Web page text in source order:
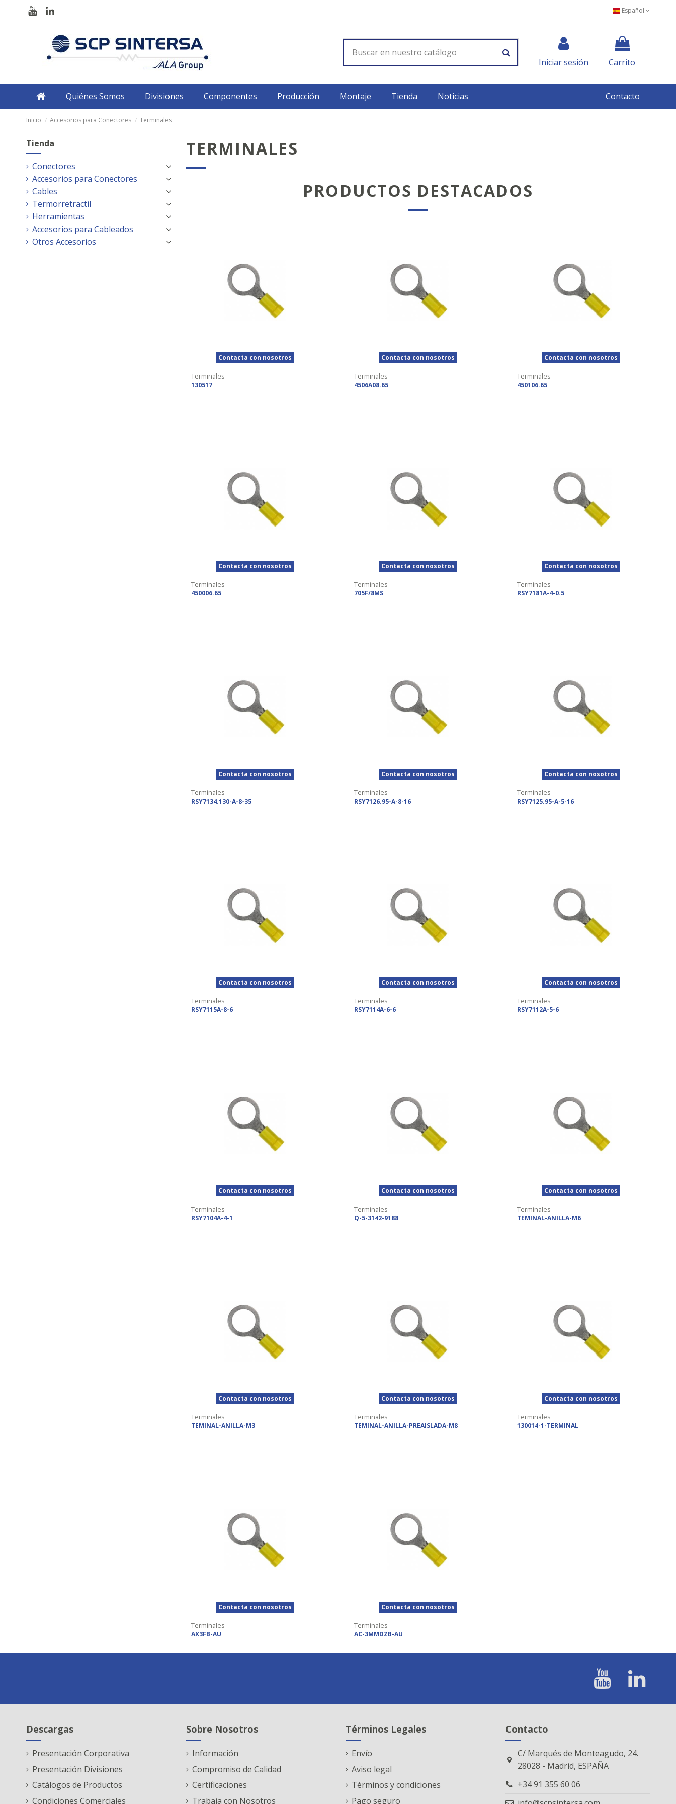
Español
Iniciar sesión Carrito
Quiénes Somos Divisiones Componentes Producción Montaje Tienda Noticias Contacto
Inicio Accesorios para Conectores Terminales
TERMINALES
PRODUCTOS DESTACADOS
Contacta con nosotros
Terminales
130517
Contacta con nosotros
Terminales
4506A08.65
Contacta con nosotros
Terminales
450106.65
Contacta con nosotros
Terminales
450006.65
Contacta con nosotros
Terminales
705F/8MS
Contacta con nosotros
Terminales
RSY7181A-4-0.5
Contacta con nosotros
Terminales
RSY7134.130-A-8-35
Contacta con nosotros
Terminales
RSY7126.95-A-8-16
Contacta con nosotros
Terminales
RSY7125.95-A-5-16
Contacta con nosotros
Terminales
RSY7115A-8-6
Contacta con nosotros
Terminales
RSY7114A-6-6
Contacta con nosotros
Terminales
RSY7112A-5-6
Contacta con nosotros
Terminales
RSY7104A-4-1
Contacta con nosotros
Terminales
Q-5-3142-9188
Contacta con nosotros
Terminales
TEMINAL-ANILLA-M6
Contacta con nosotros
Terminales
TEMINAL-ANILLA-M3
Contacta con nosotros
Terminales
TEMINAL-ANILLA-PREAISLADA-M8
Contacta con nosotros
Terminales
130014-1-TERMINAL
Contacta con nosotros
Terminales
AX3FB-AU
Contacta con nosotros
Terminales
AC-3MMDZB-AU
Tienda
Conectores
Accesorios para Conectores
Cables
Termorretractil
Herramientas
Accesorios para Cableados
Otros Accesorios
Descargas
Presentación Corporativa
Presentación Divisiones
Catálogos de Productos
Condiciones Comerciales
Sobre Nosotros
Información
Compromiso de Calidad
Certificaciones
Trabaja con Nosotros
Términos Legales
Envío
Aviso legal
Términos y condiciones
Pago seguro
Contacto
C/ Marqués de Monteagudo, 24.
28028 - Madrid, ESPAÑA
+34 91 355 60 06